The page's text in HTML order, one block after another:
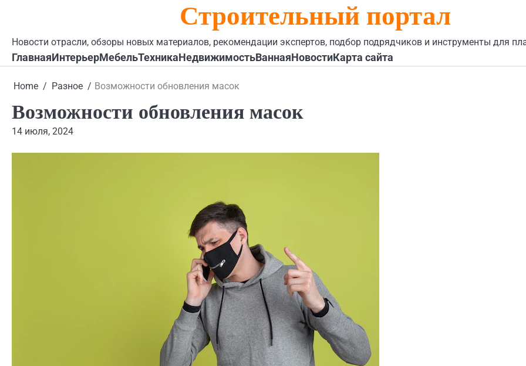
Строительный портал
Новости отрасли, обзоры новых материалов, рекомендации экспертов, подбор подрядчиков и инструменты для
ГлавнаяИнтерьерМебельТехникаНедвижимостьВаннаяНовостиКарта сайта
Home Разное Возможности обновления масок
Возможности обновления масок
14 июля, 2024